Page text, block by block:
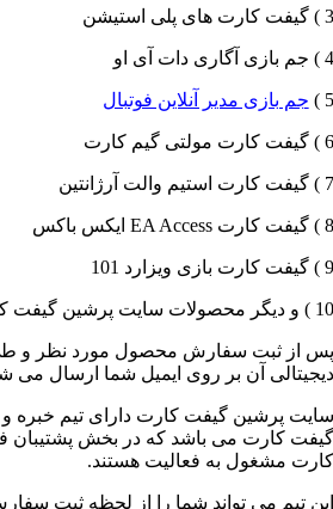
3 ) گیفت کارت های پلی استیشن
4 ) جم بازی آگاری دات آی او
5 ) جم بازی مدیر آنلاین فوتبال
6 ) گیفت کارت مولتی گیم کارت
7 ) گیفت کارت استیم والت آرژانتین
8 ) گیفت کارت EA Access ایکس باکس
9 ) گیفت کارت بازی ویزارد 101
10 ) و دیگر محصولات سایت پرشین گیفت کارت
پس از ثبت سفارش محصول مورد نظر و
دیجیتالی آن بر روی ایمیل شما ارسال می
سایت پرشین گیفت کارت دارای تیم خبره و
گیفت کارت می باشد که در بخش پشتیبان
کارت مشغول به فعالیت هستند.
این تیم می تواند شما را از لحظه ثبت